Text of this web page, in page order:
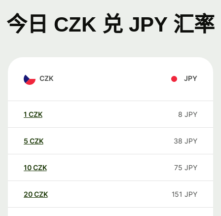
今日 CZK 兑 JPY 汇率
CZK JPY
1 CZK 8 JPY
5 CZK 38 JPY
10CZK 75 JPY
20CZK 151 JPY